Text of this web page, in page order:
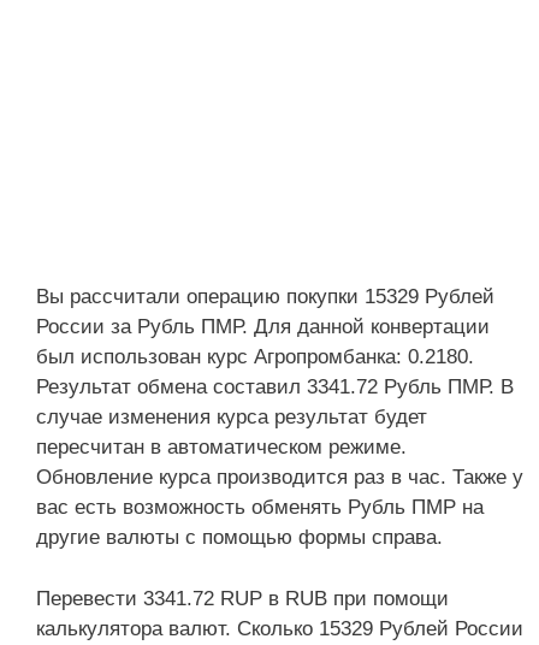
Вы рассчитали операцию покупки 15329 Рублей
России за Рубль ПМР. Для данной конвертации
был использован курс Агропромбанка: 0.2180.
Результат обмена составил 3341.72 Рубль ПМР. В
случае изменения курса результат будет
пересчитан в автоматическом режиме.
Обновление курса производится раз в час. Также у
вас есть возможность обменять Рубль ПМР на
другие валюты с помощью формы справа.
Перевести 3341.72 RUP в RUB при помощи
калькулятора валют. Сколько 15329 Рублей России